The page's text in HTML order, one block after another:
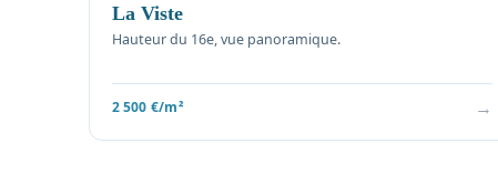
La Viste
Hauteur du 16e, vue panoramique.
2 500 €/m² →